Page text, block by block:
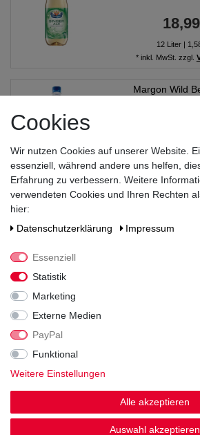
12 Liter |
* inkl. MwSt. zzgl.
Margon Wild
12Liter
|
*inkl. MwSt. zzgl.
Zahlen Sie bequem per
Cookies
Wir nutzen Cookies auf unserer Website.
essenziell, während andere uns helfen,
Erfahrung zu verbessern. Weitere
verwendeten Cookies und Ihren Rechten
hier:
Daten­schutz­erklärung
Impressum
Essenziell
Statistik
Marketing
Externe Medien
PayPal
Funktional
Weitere Einstellungen
Alle akzeptieren
Auswahl akzeptieren